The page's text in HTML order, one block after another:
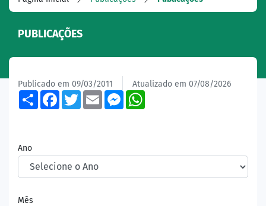
PUBLICAÇÕES
Publicado em 09/03/2011 Atualizado em 07/08/2026
ShareFacebook
TwitterEmailMessenger
Ano
Mês